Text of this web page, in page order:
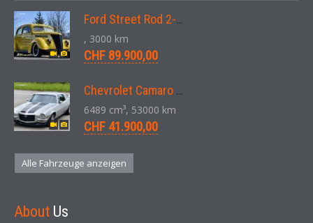
Ford Street Rod 2-Door V8 Aut. 1937
, 3000 km
CHF 89.900,00
Chevrolet Camaro SS 396 LS3 Coupe Aut. 1971
6489 cm³, 53000 km
CHF 41.900,00
Alle Fahrzeuge anzeigen
About Us